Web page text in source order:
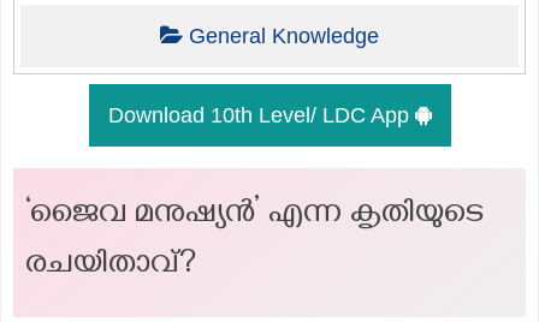
General Knowledge
Download 10th Level/ LDC App
‘ജൈവ മനുഷ്യൻ’ എന്ന കൃതിയുടെ
രചയിതാവ്?